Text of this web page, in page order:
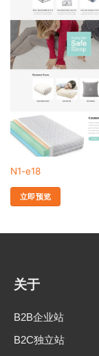
N1-e18
立即预览
关于
B2B企业站
B2C独立站